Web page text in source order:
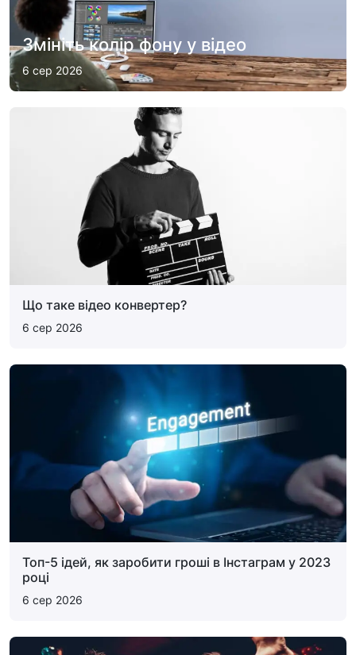
Змініть колір фону у відео
6 сер 2026
Що таке відео конвертер?
6 сер 2026
Топ-5 ідей, як заробити гроші в Інстаграм у 2023
році
6 сер 2026